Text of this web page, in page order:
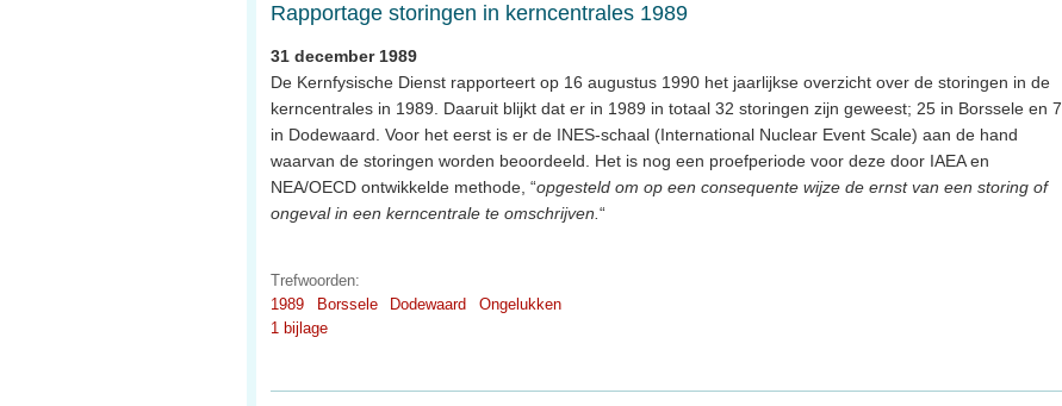
Rapportage storingen in kerncentrales 1989
31 december 1989
De Kernfysische Dienst rapporteert op 16 augustus 1990 het jaarlijkse overzicht over de storingen in de
kerncentrales in 1989. Daaruit blijkt dat er in 1989 in totaal 32 storingen zijn geweest; 25 in Borssele en 7
in Dodewaard. Voor het eerst is er de INES-schaal (International Nuclear Event Scale) aan de hand
waarvan de storingen worden beoordeeld. Het is nog een proefperiode voor deze door IAEA en
NEA/OECD ontwikkelde methode, “opgesteld om op een consequente wijze de ernst van een storing of
ongeval in een kerncentrale te omschrijven.“
Trefwoorden:
1989
Borssele Dodewaard
Ongelukken
1 bijlage